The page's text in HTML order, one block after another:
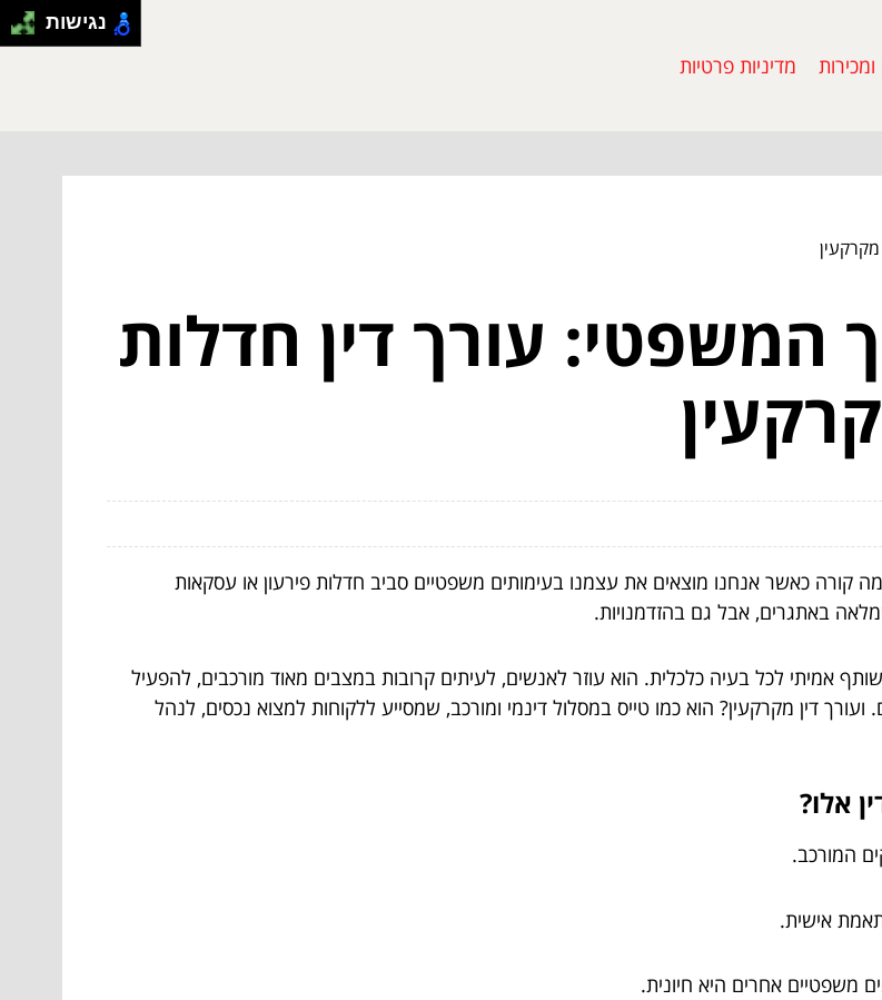
ומכירות מדיניות פרטיות
המשפטי: עורך דין חדלות
מה קורה כאשר אנחנו מוצאים את עצמנו בעימותים משפטיים סביב חדלות פירעון או עסקאות
באתגרים, אבל גם בהזדמנויות.
אמיתי לכל בעיה כלכלית. הוא עוזר לאנשים, לעיתים קרובות במצבים מאוד מורכבים, להפעיל
דין מקרקעין? הוא כמו טייס במסלול דינמי ומורכב, שמסייע ללקוחות למצוא נכסים, לנהל
אלו?
המורכב.
אישית.
משפטיים אחרים היא חיונית.
נגישות